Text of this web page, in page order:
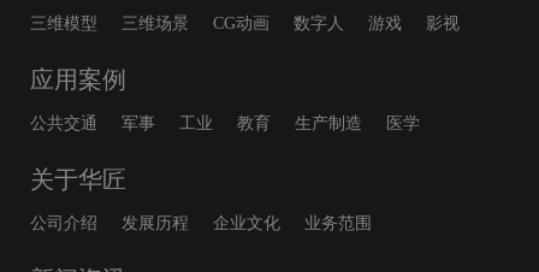
三维模型 三维场景 CG动画 数字人 游戏 影视
应用案例
公共交通 军事 工业 教育 生产制造 医学
关于华匠
公司介绍 发展历程 企业文化 业务范围